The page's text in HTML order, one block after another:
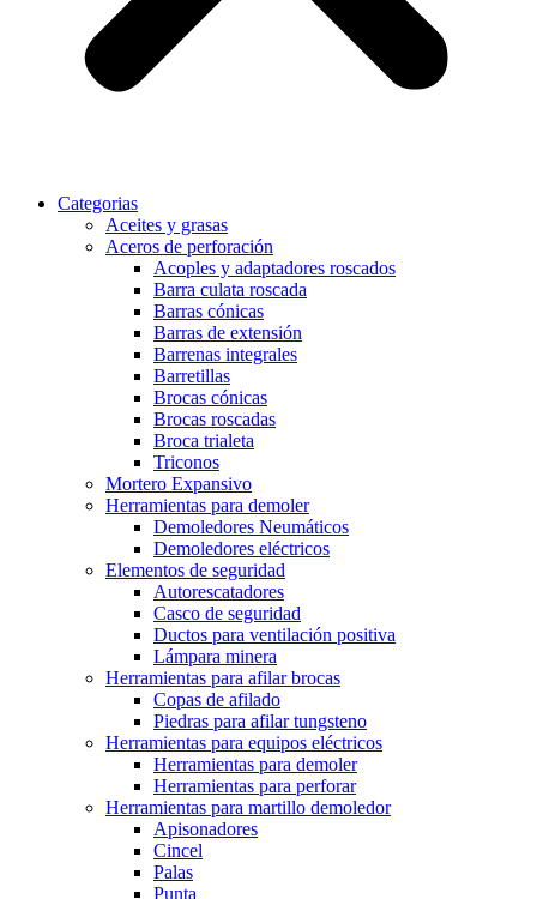
Categorias
Aceites y grasas
Aceros de perforación
Acoples y adaptadores roscados
Barra culata roscada
Barras cónicas
Barras de extensión
Barrenas integrales
Barretillas
Brocas cónicas
Brocas roscadas
Broca trialeta
Triconos
Mortero Expansivo
Herramientas para demoler
Demoledores Neumáticos
Demoledores eléctricos
Elementos de seguridad
Autorescatadores
Casco de seguridad
Ductos para ventilación positiva
Lámpara minera
Herramientas para afilar brocas
Copas de afilado
Piedras para afilar tungsteno
Herramientas para equipos eléctricos
Herramientas para demoler
Herramientas para perforar
Herramientas para martillo demoledor
Apisonadores
Cincel
Palas
Punta